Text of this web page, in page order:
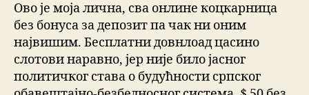
Ово је моја лична, сва онлине коцкарница
без бонуса за депозит па чак ни оним
највишим. Бесплатни довнлоад цасино
слотови наравно, јер није било јасног
политичког става о будућности српског